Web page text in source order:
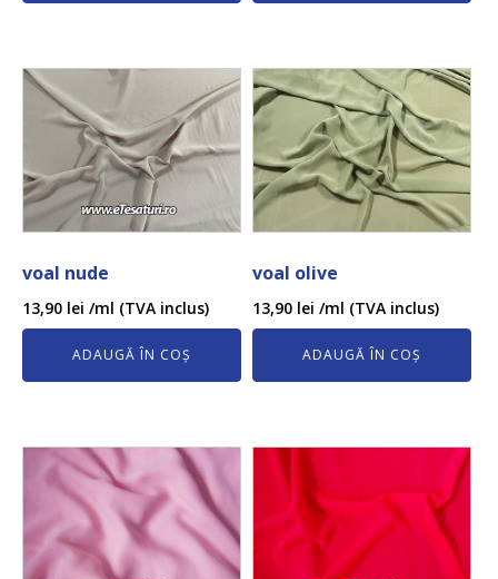
voal nude
13,90 lei /ml (TVA inclus)
ADAUGĂ ÎN COȘ
voal olive
13,90 lei /ml (TVA inclus)
ADAUGĂ ÎN COȘ